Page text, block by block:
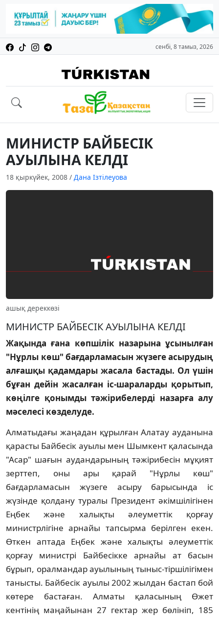
сенбі, 8 тамыз, 2026
МИНИСТР БАЙБЕСIК
АУЫЛЫНА КЕЛДI
18 қыркүйек, 2008 / Дана Ізтілеуова
ашық дереккөзі
МИНИСТР БАЙБЕСIК АУЫЛЫНА КЕЛДI
Жақында ғана көпшiлiк назарына ұсынылған
"Нұрлы көш" бағдарламасын жүзеге асырудың
алғашқы қадамдары жасала бастады. Ол үшiн
бұған дейiн жасалған iс-шараларды қорытып,
көңiлге қонымды тәжiрибелердi назарға алу
мәселесi көзделуде.
Алматыдағы жаңадан құрылған Алатау ауданына
қарасты Байбесiк ауылы мен Шымкент қаласында
"Асар" шағын аудандарының тәжiрибесiн мұқият
зерттеп, оны ары қарай "Нұрлы көш"
бағдарламасын жүзеге асыру барысында iс
жүзiнде қолдану туралы Президент әкiмшiлiгiнен
Еңбек және халықты әлеуметтiк қорғау
министрлiгiне арнайы тапсырма берiлген екен.
Өткен аптада Еңбек және халықты әлеуметтiк
қорғау министрi Байбесiкке арнайы ат басын
бұрып, оралмандар ауылының тыныс-тiршiлiгiмен
танысты. Байбесiк ауылы 2002 жылдан бастап бой
көтере бастаған. Алматы қаласының Өжет
кентiнiң маңайынан 27 гектар жер бөлiнiп, 185